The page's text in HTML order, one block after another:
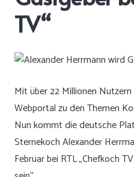
TV“
Mit über 22 Millionen
Webportal zu den Themen
Nun kommt die deutsche
Sternekoch Alexander
Februar bei RTL „Chefkoch